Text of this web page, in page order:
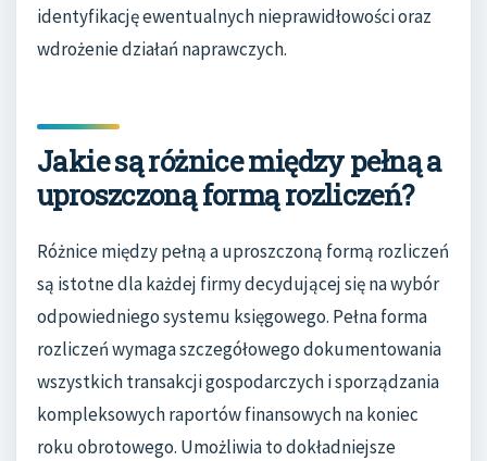
identyfikację ewentualnych nieprawidłowości oraz
wdrożenie działań naprawczych.
Jakie są różnice między pełną a
uproszczoną formą rozliczeń?
Różnice między pełną a uproszczoną formą rozliczeń
są istotne dla każdej firmy decydującej się na wybór
odpowiedniego systemu księgowego. Pełna forma
rozliczeń wymaga szczegółowego dokumentowania
wszystkich transakcji gospodarczych i sporządzania
kompleksowych raportów finansowych na koniec
roku obrotowego. Umożliwia to dokładniejsze